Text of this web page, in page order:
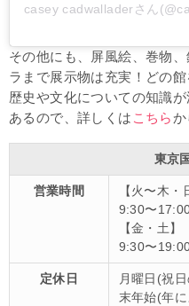
casey cadwalladerさん
その他にも、屏風絵、巻物
ラまで展示物は充実！どの
歴史や文化についての知識
あるので、詳しくは こちらか
東京
営業時間
【火〜木・
9:30〜
【金・土】
9:30〜
定休日
月曜日(祝
末年始(年